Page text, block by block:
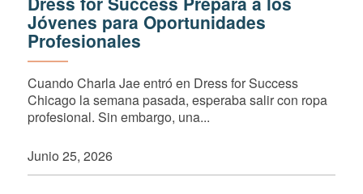
Jóvenes para Oportunidades
Profesionales
Cuando Charla Jae entró en Dress for Success
Chicago la semana pasada, esperaba salir con ropa
profesional. Sin embargo, una...
Junio 25, 2026